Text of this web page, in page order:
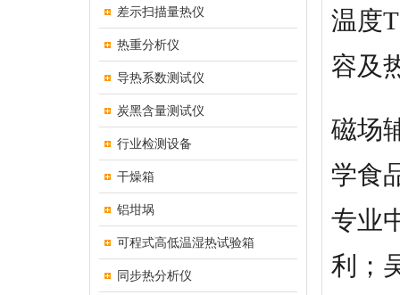
差示扫描量热仪
热重分析仪
导热系数测试仪
炭黑含量测试仪
行业检测设备
干燥箱
铝坩埚
可程式高低温湿热试验箱
同步热分析仪
温度
容及
磁场
学食
专业
利；